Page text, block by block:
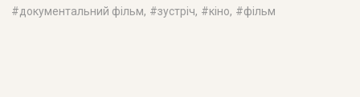
#документальний фільм, #зустріч, #кіно, #фільм